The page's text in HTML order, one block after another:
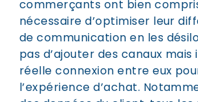
commerçants ont bien
nécessaire d’optimiser leur
de communication en les
pas d’ajouter des canaux
réelle connexion entre eux
l’expérience d’achat.